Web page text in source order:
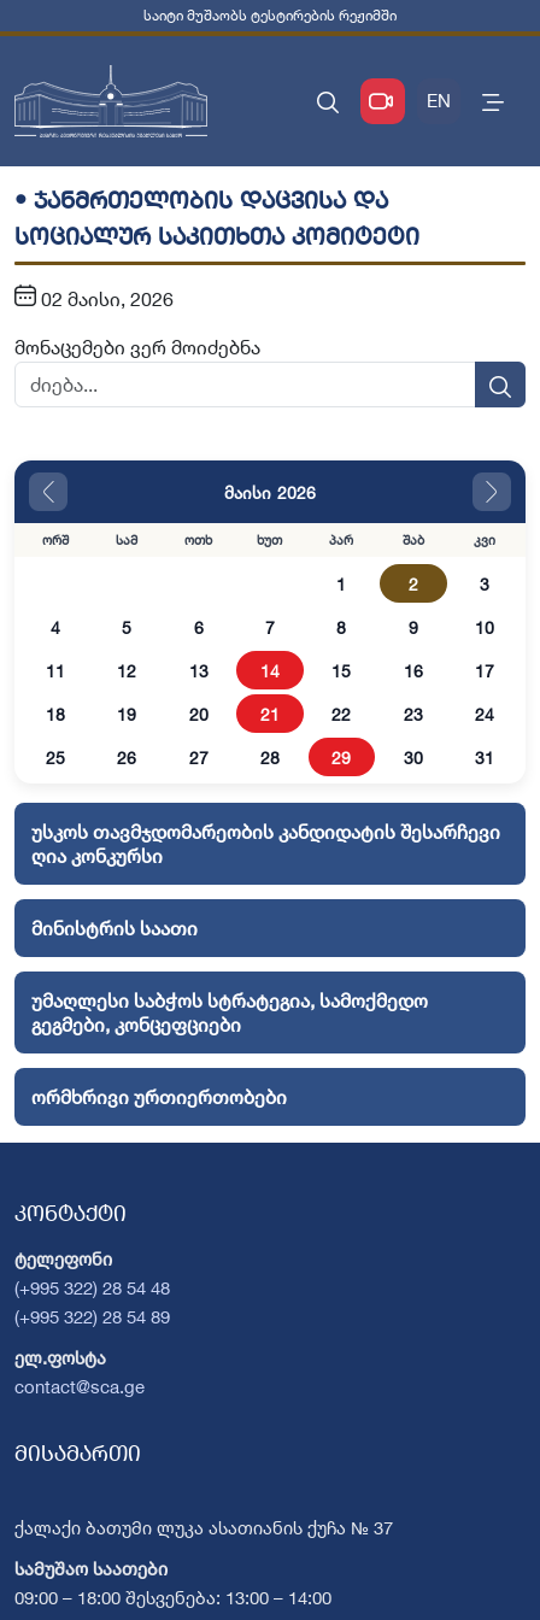
საიტი მუშაობს ტესტირების რეჟიმში
EN
• ჯანმრთელობის დაცვისა და
სოციალურ საკითხთა კომიტეტი
02 მაისი, 2026
მონაცემები ვერ მოიძებნა
მაისი 2026
ორშ სამ ოთხ ხუთ პარ შაბ კვი
1 2 3
4 5 6 7 8 9 10
11 12 13 14 15 16 17
18 19 20 21 22 23 24
25 26 27 28 29 30 31
უსკოს თავმჯდომარეობის კანდიდატის შესარჩევი
ღია კონკურსი
მინისტრის საათი
უმაღლესი საბჭოს სტრატეგია, სამოქმედო
გეგმები, კონცეფციები
ორმხრივი ურთიერთობები
კონტაქტი
ტელეფონი
(+995 322) 28 54 48
(+995 322) 28 54 89
ელ.ფოსტა
contact@sca.ge
მისამართი
ქალაქი ბათუმი ლუკა ასათიანის ქუჩა № 37
სამუშაო საათები
09:00 – 18:00 შესვენება: 13:00 – 14:00